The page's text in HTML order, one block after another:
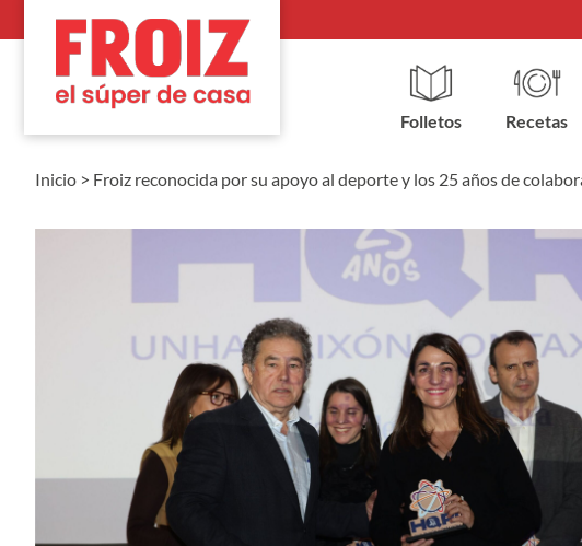
Folletos Recetas
Inicio > Froiz reconocida por su apoyo al deporte y los 25 años de